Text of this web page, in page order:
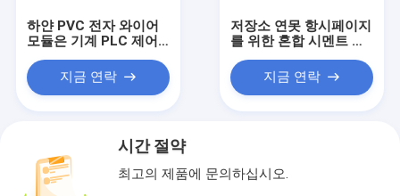
하얀 PVC 전자 와이어
모듈은 기계 PLC 제어
함을 위한 헤드 케이블
을 연결합니다
지금 연락
저장소 연못 항시페이지
를 위한 혼합 시멘트 토
목 합성수지 점토 라이
너
지금 연락
시간 절약
최고의 제품에 문의하십시오.